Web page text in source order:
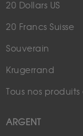
20 Dollars US
20 Francs Suisse
Souverain
Krugerrand
Tous nos produits
ARGENT